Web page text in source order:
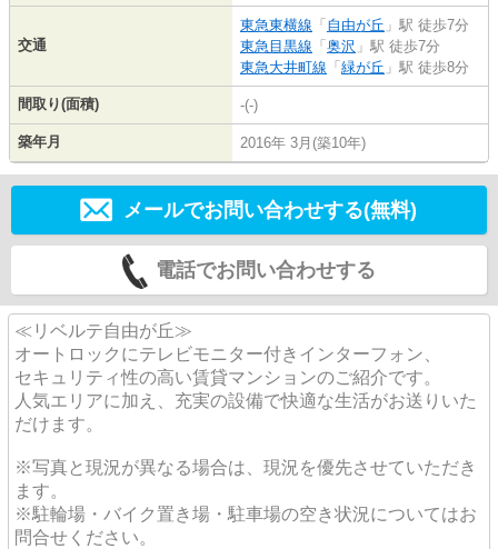
交通
東急東横線 「 自由が丘 」駅 徒歩7分
東急目黒線 「 奥沢 」駅 徒歩7分
東急大井町線 「 緑が丘 」駅 徒歩8分
間取り(面積) -(-)
築年月 2016年 3月(築10年)
メールでお問い合わせする(無料)
電話でお問い合わせする
≪リベルテ自由が丘≫
オートロックにテレビモニター付きインターフォン、
セキュリティ性の高い賃貸マンションのご紹介です。
人気エリアに加え、充実の設備で快適な生活がお送りいた
だけます。
※写真と現況が異なる場合は、現況を優先させていただき
ます。
※駐輪場・バイク置き場・駐車場の空き状況についてはお
問合せください。